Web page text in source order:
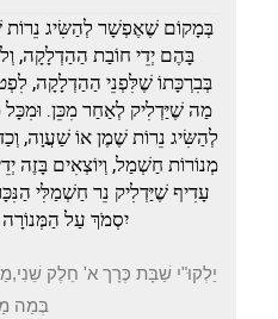
בְּמָקוֹם שֶׁאֶפְשָׁר לְהַשִּׂיג
בָּהֶם יְדֵי חוֹבַת הַהַדְלָקָה,
בְּבִרְכָּתוֹ שֶׁלִּפְנֵי הַהַדְלָקָה,
מַה שֶׁיַּדְלִיק לְאַחַר מִכֵּן.
לְהַשִּׂיג נֵרוֹת שֶׁמֶן אוֹ שַׁעֲוָה,
מְנוֹרוֹת חַשְׁמַל, וְיוֹצְאִים בָּזֶה
עָדִיף שֶׁיַּדְלִיק נֵר חַשְׁמַלִּי
יִסְמֹךְ עַל
יַלְקוּ"י שַׁבָּת כֶּרָך א' חֵלֶק
בְּמַה